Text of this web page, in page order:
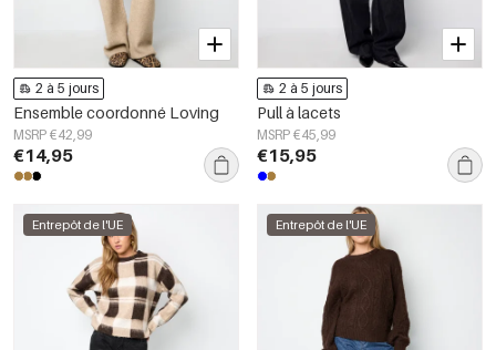
2 à 5 jours
Ensemble coordonné Loving
MSRP €42,99
€14,95
2 à 5 jours
Pull à lacets
MSRP €45,99
€15,95
Entrepôt de l'UE Entrepôt de l'UE